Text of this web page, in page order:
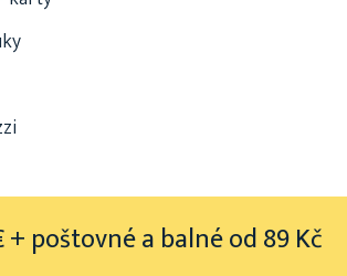
+ poštovné a balné od 89 Kč